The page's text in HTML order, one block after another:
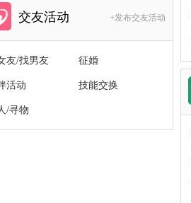
交友活动 +发布交友活动
友/找男友 征婚
活动 技能交换
/寻物